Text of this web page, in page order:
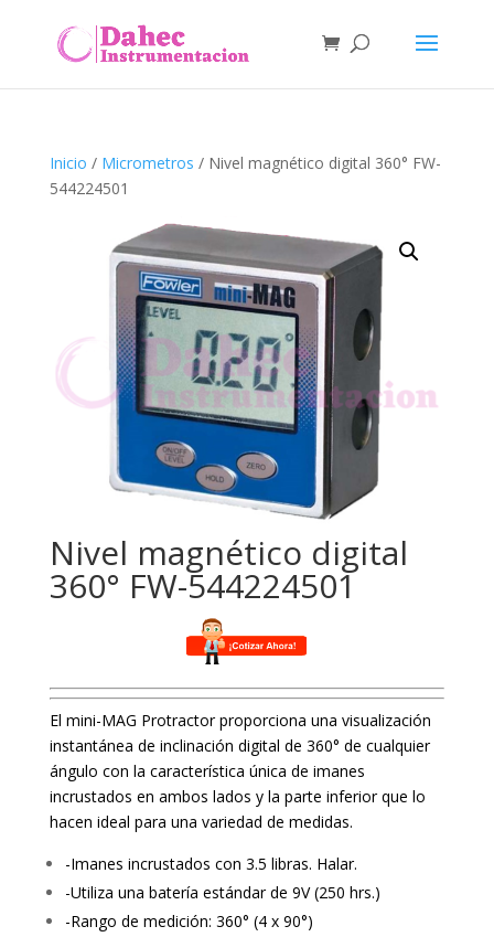
Inicio / Micrometros / Nivel magnético digital 360° FW-
544224501
Nivel magnético digital
360° FW-544224501
El mini-MAG Protractor proporciona una visualización
instantánea de inclinación digital de 360° de cualquier
ángulo con la característica única de imanes
incrustados en ambos lados y la parte inferior que lo
hacen ideal para una variedad de medidas.
-Imanes incrustados con 3.5 libras. Halar.
-Utiliza una batería estándar de 9V (250 hrs.)
-Rango de medición: 360° (4 x 90°)